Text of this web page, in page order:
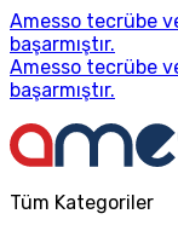
Amesso tecrübe
başarmıştır.
Amesso tecrübe
başarmıştır.
Tüm Kategoriler